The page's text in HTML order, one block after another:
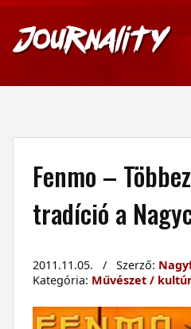
Fenmo –
tradíció a
2011.11.05. / Szerző:
Kategória: Művészet /